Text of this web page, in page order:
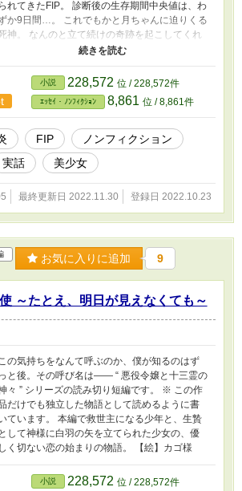
られてきたFIP。 診断後の生存期間中央値は、わ
か9日間…。 これでもかと月ちゃんに迫りくる
神。 なんのと立て続けの奇跡を起こしてくれ
る神様。 どういう確率でこんなことが起きるん
解させた実績のある動物病院に辿り着きまし
。 最善は尽くしました。 あと、飼い主にでき
ことは、高額な治療費を工面し、祈ることの
――
小説 228,572 位 / 228,572件
ｴｯｾｲ・ﾉﾝﾌｨｸｼｮﾝ 8,861 位 / 8,861件
FIP
ノンフィクション
実話 美少女
最終更新日 2022.11.30 登録日 2022.10.23
お気に入りに追加 9
～たとえ、明日が見えなくても～
この気持ちをなんて呼ぶのか、僕が知るのはず
っと後。その呼び名は―― “ 悪役令嬢と十三霊の
々 ” シリーズの読み切り短編です。 ※ この作
だけでも独立した物語として読めるように書
ています。 本編で救世主になる少年と、生贄
として神様に白羽の矢を立てられた少女の、優
しく切ない恋の始まりの物語。 【絵】カゴ様
小説 228,572 位 / 228,572件